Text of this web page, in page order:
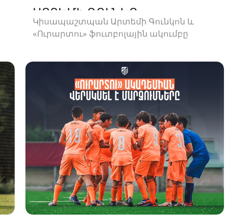
ԱՐՏԵՄԻ ԳՈՒՆԿՈ
Կիսապաշտպան Արտեմի Գունկոն և
«Ուրարտու» ֆուտբոլային ակումբը